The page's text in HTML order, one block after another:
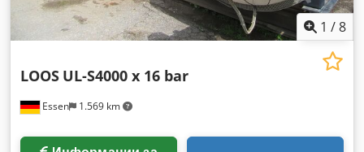
1 /8
Essen 1.569 km
LOOS UL-S4000 x 16 bar